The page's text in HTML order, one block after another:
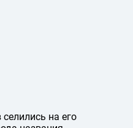
на его